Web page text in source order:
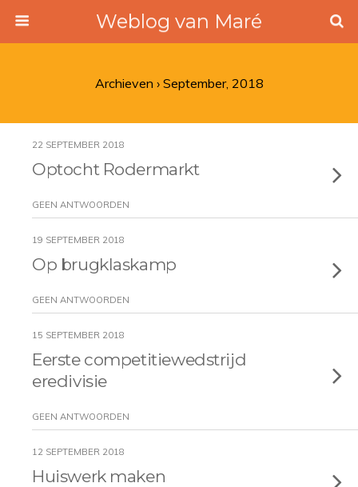
Weblog van Maré
Archieven › September, 2018
22 SEPTEMBER 2018
Optocht Rodermarkt
GEEN ANTWOORDEN
19 SEPTEMBER 2018
Op brugklaskamp
GEEN ANTWOORDEN
15 SEPTEMBER 2018
Eerste competitiewedstrijd
eredivisie
GEEN ANTWOORDEN
12 SEPTEMBER 2018
Huiswerk maken